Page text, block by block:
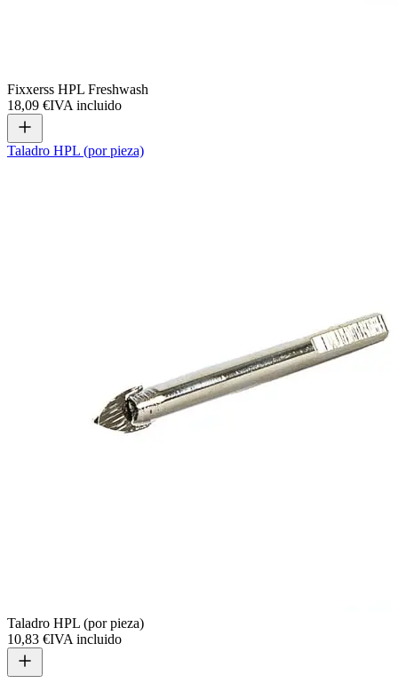
Fixxerss HPL Freshwash
18,09 €IVA incluido
Taladro HPL (por pieza)
Taladro HPL (por pieza)
10,83 €IVA incluido